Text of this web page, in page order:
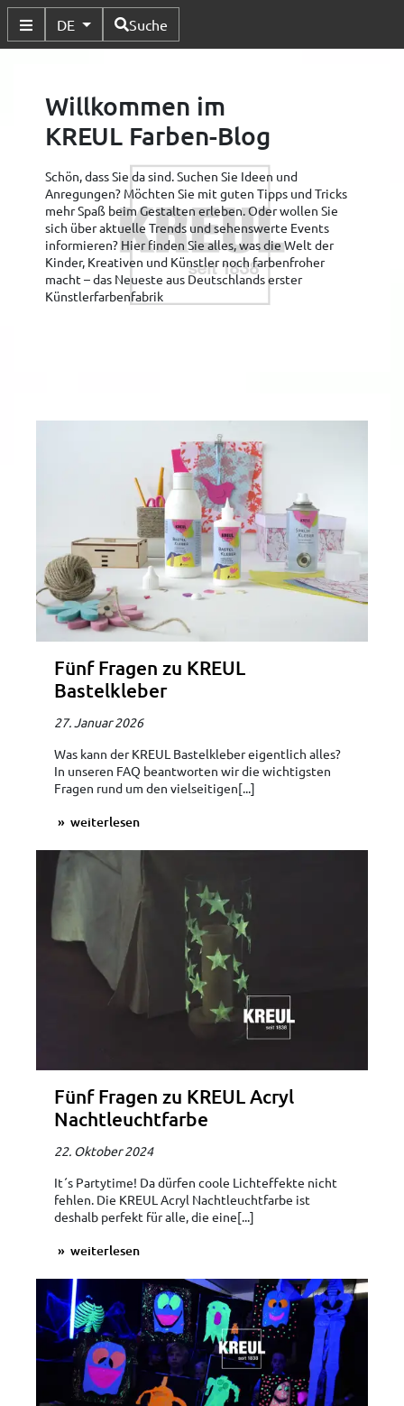
Untermenü Umschalten
DE Verfügbare Sprachen
Suche
Willkommen im
KREUL Farben-Blog
Schön, dass Sie da sind. Suchen Sie Ideen und
Anregungen? Möchten Sie mit guten Tipps und Tricks
mehr Spaß beim Gestalten erleben. Oder wollen Sie
sich über aktuelle Trends und sehenswerte Events
informieren? Hier finden Sie alles, was die Welt der
Kinder, Kreativen und Künstler noch farbenfroher
macht – das Neueste aus Deutschlands erster
Künstlerfarbenfabrik
Fünf Fragen zu KREUL
Bastelkleber
27. Januar 2026
Was kann der KREUL Bastelkleber eigentlich alles?
In unseren FAQ beantworten wir die wichtigsten
Fragen rund um den vielseitigen[...]
weiterlesen
Fünf Fragen zu KREUL Acryl
Nachtleuchtfarbe
22. Oktober 2024
It´s Partytime! Da dürfen coole Lichteffekte nicht
fehlen. Die KREUL Acryl Nachtleuchtfarbe ist
deshalb perfekt für alle, die eine[...]
weiterlesen